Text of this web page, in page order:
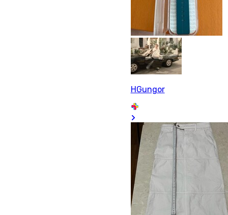
HGungor